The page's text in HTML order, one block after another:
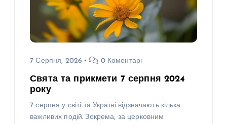
7 Серпня, 2026 0 Коментарі
Свята та прикмети 7 серпня 2024
року
7 серпня у світі та Україні відзначають кілька
важливих подій. Зокрема, за церковним